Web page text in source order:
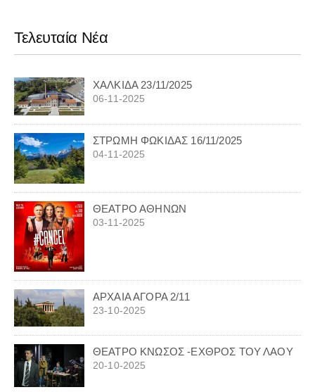
Τελευταία Νέα
ΧΑΛΚΙΔΑ 23/11/2025
06-11-2025
ΣΤΡΩΜΗ ΦΩΚΙΔΑΣ 16/11/2025
04-11-2025
ΘΕΑΤΡΟ ΑΘΗΝΩΝ
03-11-2025
ΑΡΧΑΙΑ ΑΓΟΡΑ 2/11
23-10-2025
ΘΕΑΤΡΟ ΚΝΩΣΟΣ -ΕΧΘΡΟΣ ΤΟΥ ΛΑΟΥ
20-10-2025